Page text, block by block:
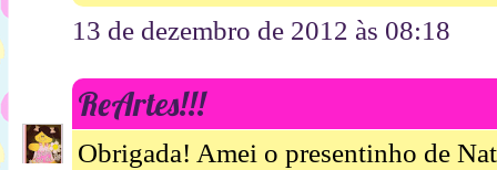
13 de dezembro de 2012 às 08:18
ReArtes!!!
Obrigada! Amei o presentinho de